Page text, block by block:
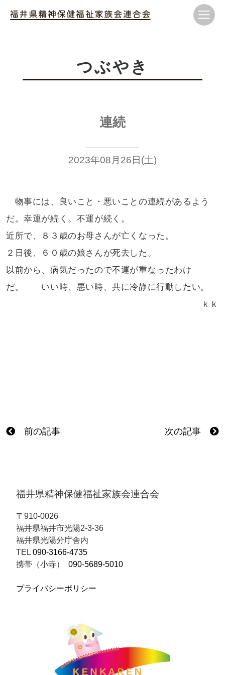
つぶやき
連続
2023年08月26日(土)
物事には、良いこと・悪いことの連続があるよう
だ。幸運が続く。不運が続く。
近所で、８３歳のお母さんが亡くなった。
２日後、６０歳の娘さんが死去した。
以前から、病気だったので不運が重なったわけ
だ。 いい時、悪い時、共に冷静に行動したい。
ｋｋ
前の記事 次の記事
福井県精神保健福祉家族会連合会
〒910-0026
福井県福井市光陽2-3-36
福井県光陽分庁舎内
TEL 090-3166-4735
携帯（小寺） 090-5689-5010
プライバシーポリシー